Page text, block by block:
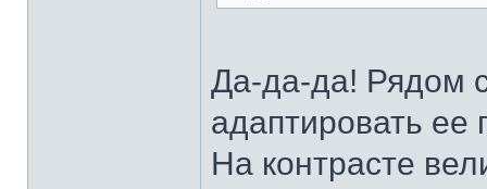
Да-да-да! Рядом
адаптировать ее
На контрасте